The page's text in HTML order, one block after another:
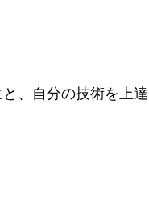
、自分の技術を上達